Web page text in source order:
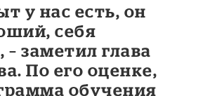
у нас есть, он
себя
– заметил глава
По его оценке,
обучения